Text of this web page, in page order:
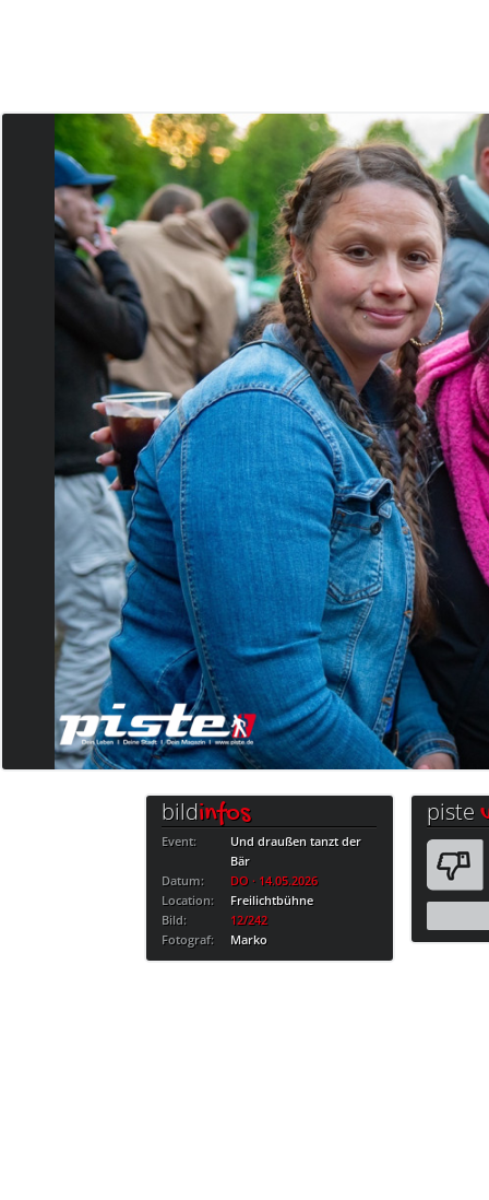
bildinfos
Event:
Und draußen tanzt der
Bär
Datum:
DO · 14.05.2026
Location:
Freilichtbühne
Bild:
12/242
Fotograf:
Marko
piste